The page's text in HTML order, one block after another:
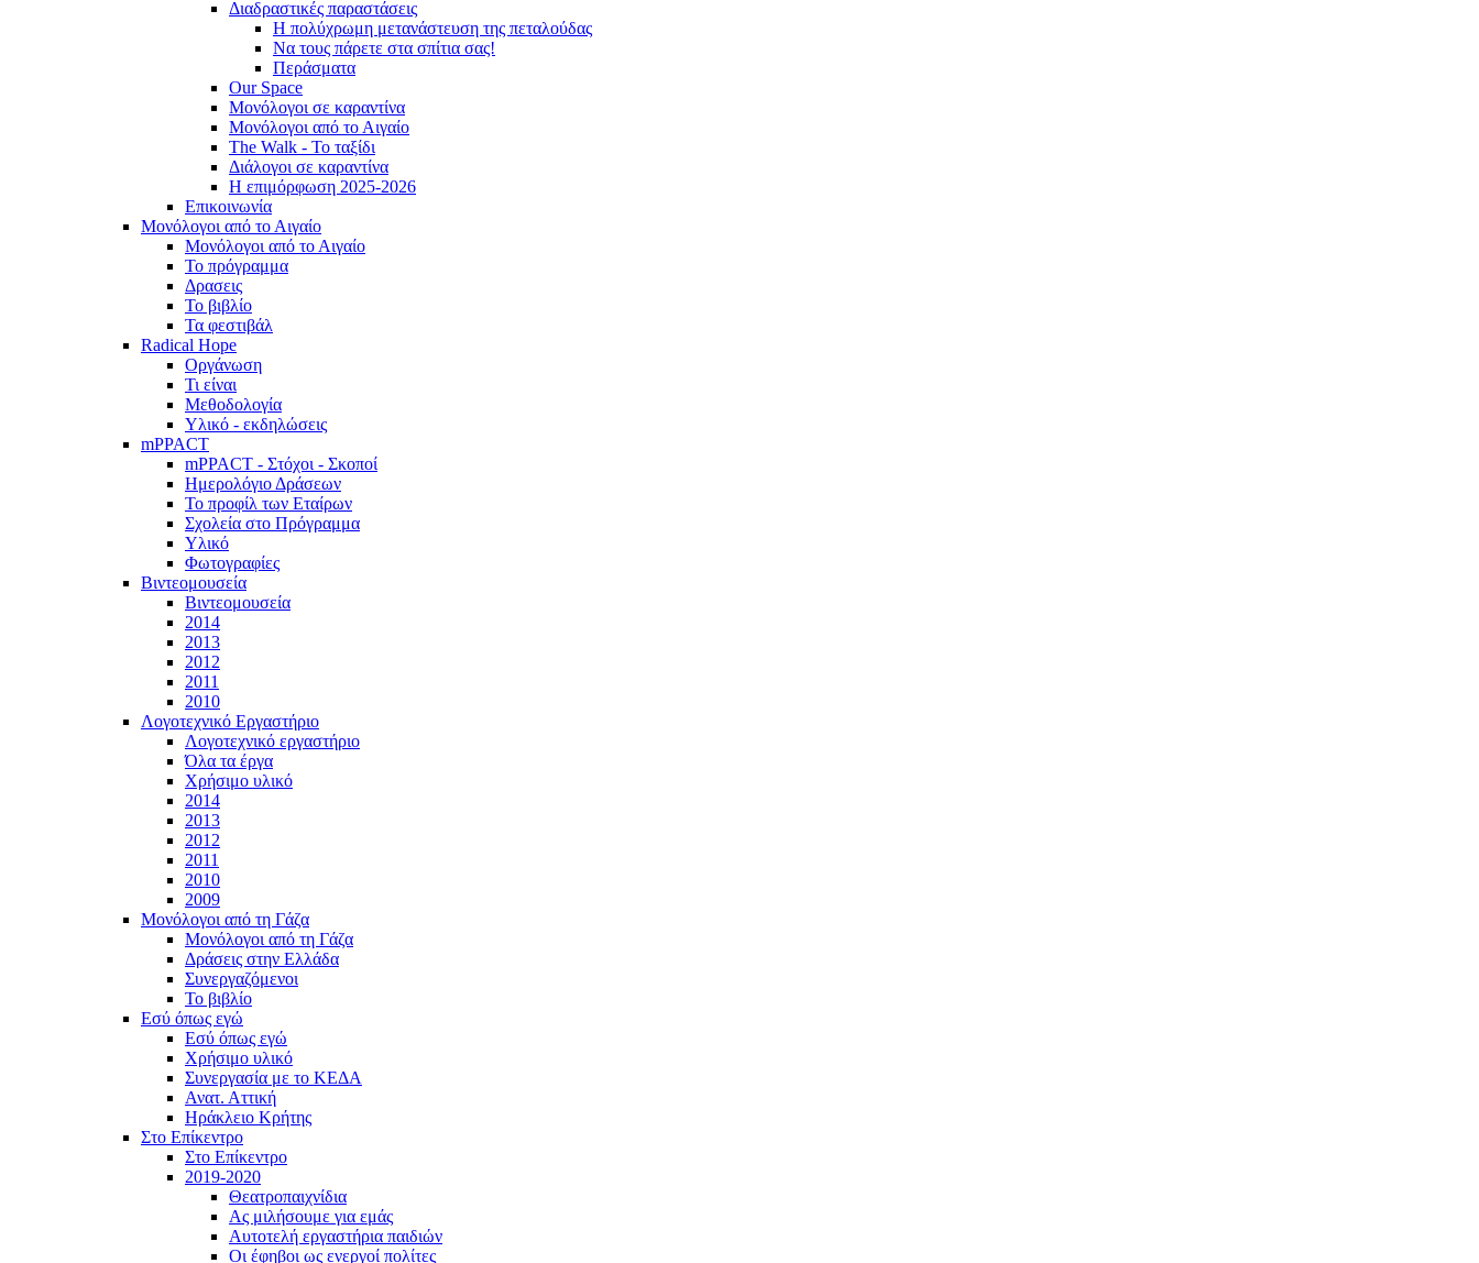
Διαδραστικές παραστάσεις
Η πολύχρωμη μετανάστευση της πεταλούδας
Να τους πάρετε στα σπίτια σας!
Περάσματα
Our Space
Μονόλογοι σε καραντίνα
Μονόλογοι από το Αιγαίο
The Walk - Το ταξίδι
Διάλογοι σε καραντίνα
Η επιμόρφωση 2025-2026
Επικοινωνία
Μονόλογοι από το Αιγαίο
Μονόλογοι από το Αιγαίο
Το πρόγραμμα
Δρασεις
Το βιβλίο
Τα φεστιβάλ
Radical Hope
Οργάνωση
Τι είναι
Μεθοδολογία
Υλικό - εκδηλώσεις
mPPACT
mPPACT - Στόχοι - Σκοποί
Ημερολόγιο Δράσεων
Το προφίλ των Εταίρων
Σχολεία στο Πρόγραμμα
Υλικό
Φωτογραφίες
Βιντεομουσεία
Βιντεομουσεία
2014
2013
2012
2011
2010
Λογοτεχνικό Εργαστήριο
Λογοτεχνικό εργαστήριο
Όλα τα έργα
Χρήσιμο υλικό
2014
2013
2012
2011
2010
2009
Μονόλογοι από τη Γάζα
Μονόλογοι από τη Γάζα
Δράσεις στην Ελλάδα
Συνεργαζόμενοι
To βιβλίο
Εσύ όπως εγώ
Εσύ όπως εγώ
Χρήσιμο υλικό
Συνεργασία με το ΚΕΔΑ
Ανατ. Αττική
Ηράκλειο Κρήτης
Στο Επίκεντρο
Στο Επίκεντρο
2019-2020
Θεατροπαιχνίδια
Ας μιλήσουμε για εμάς
Αυτοτελή εργαστήρια παιδιών
Οι έφηβοι ως ενεργοί πολίτες